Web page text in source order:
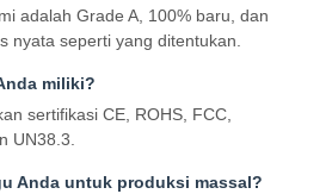
adalah Grade A, 100% baru, dan
nyata seperti yang ditentukan.
miliki?
sertifikasi CE, ROHS, FCC,
UN38.3.
Anda untuk produksi massal?